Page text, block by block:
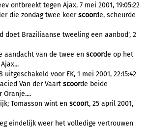
ontbreekt tegen Ajax, 7 mei 2001, 19:05:22
die zondag twee keerscoorde, scheurde
doet Braziliaanse tweeling een aanbod', 2
aandacht van de twee en scoorde op het
uitgeschakeld voor EK, 1 mei 2001, 22:15:42
Van der Vaart scoorde beide
Oranje....
Tomasson wint en scoort, 25 april 2001,
eindelijk weer het volledige vertrouwen